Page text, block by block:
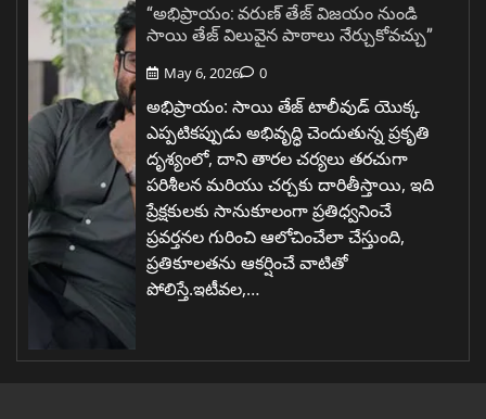
“అభిప్రాయం: వరుణ్ తేజ్ విజయం నుండి
సాయి తేజ్ విలువైన పాఠాలు నేర్చుకోవచ్చు”
May 6, 2026 0
అభిప్రాయం: సాయి తేజ్ టాలీవుడ్ యొక్క
ఎప్పటికప్పుడు అభివృద్ధి చెందుతున్న ప్రకృతి
దృశ్యంలో, దాని తారల చర్యలు తరచుగా
పరిశీలన మరియు చర్చకు దారితీస్తాయి, ఇది
ప్రేక్షకులకు సానుకూలంగా ప్రతిధ్వనించే
ప్రవర్తనల గురించి ఆలోచించేలా చేస్తుంది,
ప్రతికూలతను ఆకర్షించే వాటితో
పోలిస్తే.ఇటీవల,…